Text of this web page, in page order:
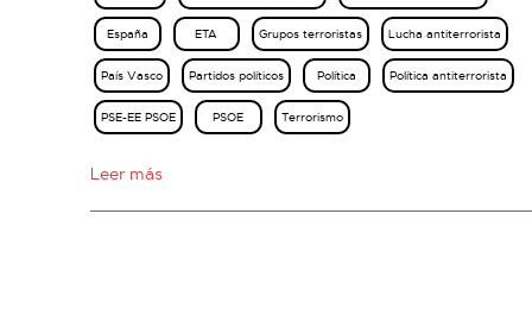
España ETA Grupos terroristas Lucha antiterrorista
País Vasco Partidos políticos Política Política antiterrorista
PSE-EE PSOE PSOE Terrorismo
Leer más